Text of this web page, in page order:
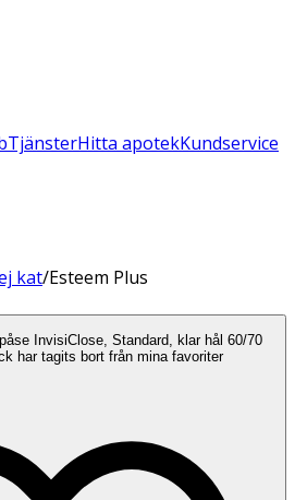
TjänsterHitta apotekKundservice
kat/Esteem Plus
InvisiClose, Standard, klar hål 60/70
har tagits bort från mina favoriter